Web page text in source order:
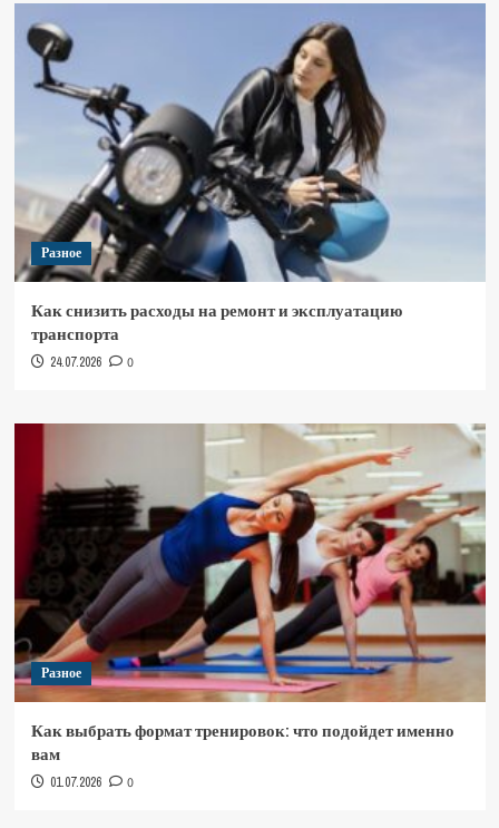
Разное
Как снизить расходы на ремонт и эксплуатацию
транспорта
24.07.2026 0
Разное
Как выбрать формат тренировок: что подойдет именно
вам
01.07.2026 0